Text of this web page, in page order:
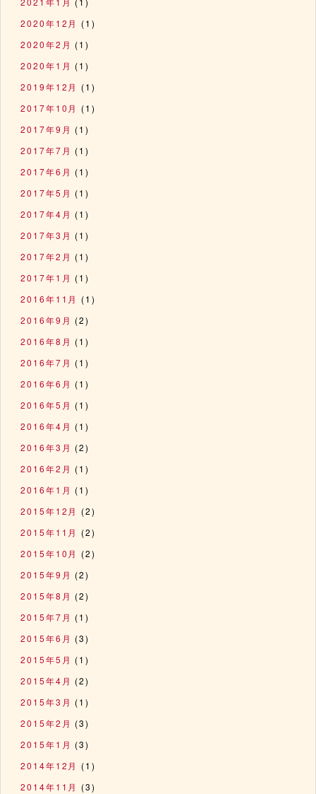
2020年12月 (1)
2020年2月 (1)
2020年1月 (1)
2019年12月 (1)
2017年10月 (1)
2017年9月 (1)
2017年7月 (1)
2017年6月 (1)
2017年5月 (1)
2017年4月 (1)
2017年3月 (1)
2017年2月 (1)
2017年1月 (1)
2016年11月 (1)
2016年9月 (2)
2016年8月 (1)
2016年7月 (1)
2016年6月 (1)
2016年5月 (1)
2016年4月 (1)
2016年3月 (2)
2016年2月 (1)
2016年1月 (1)
2015年12月 (2)
2015年11月 (2)
2015年10月 (2)
2015年9月 (2)
2015年8月 (2)
2015年7月 (1)
2015年6月 (3)
2015年5月 (1)
2015年4月 (2)
2015年3月 (1)
2015年2月 (3)
2015年1月 (3)
2014年12月 (1)
2014年11月 (3)